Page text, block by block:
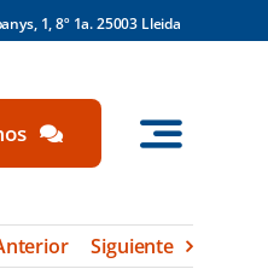
1, 8º 1a. 25003 Lleida
Siguiente